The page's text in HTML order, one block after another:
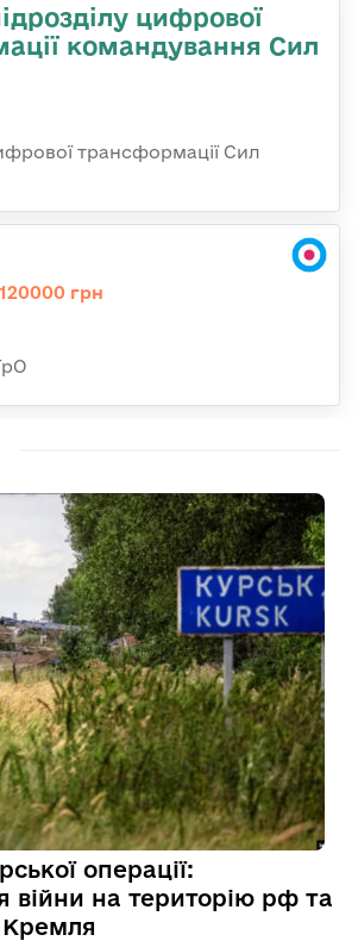
цифрової
командування Сил
трансформації Сил
грн
операції:
війни на територію рф та
Кремля